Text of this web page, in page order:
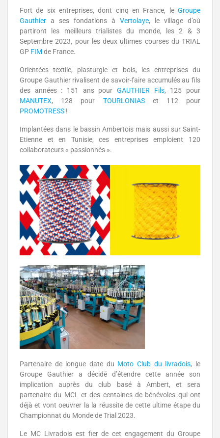
Fort de six entreprises, dont cinq en France, le Groupe
Gauthier a ses fondations à Vertolaye, le village d’où
partiront les meilleurs trialistes du monde, les 2 & 3
Septembre 2023, pour les deux ultimes courses du TRIAL
GP FIM de France.
Orientées textile, plasturgie et bois, les entreprises du
Groupe Gauthier rivalisent de savoir-faire accumulés au fils
des années : 151 ans pour GAUTHIER Fils, 125 pour
MANUTEX, 128 pour TOURLONIASet 112 pour
PROMOTRESS !
Implantées dans le bassin Ambertois mais aussi sur Saint-
Etienne et en Tunisie, ces entreprises emploient 120
collaborateurs « passionnés ».
Partenaire de longue date du Moto Club du livradois, le
Groupe Gauthier a décidé d’étendre cette année son
implication auprès du club basé à Ambert, et sera
partenaire du MCL et des centaines de bénévoles qui ont
déjà et vont oeuvrer la la réussite de cette ultime étape du
Championnat du Monde de Trial 2023.
Le MC Livradois est fier de cet engagement du Groupe